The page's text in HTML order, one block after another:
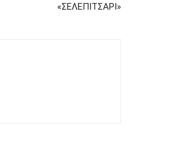
«ΣΕΛΕΠΙΤΣΑΡΙ»